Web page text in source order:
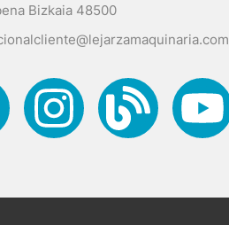
Bizkaia 48500